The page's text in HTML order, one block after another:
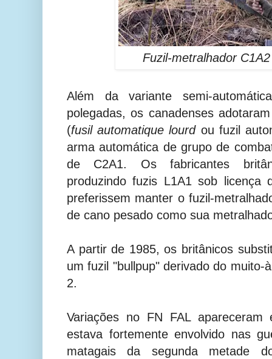
Fuzil-metralhador
Além da variante semi-
polegadas, os canadenses
(fusil automatique lourdou fuzil
arma automática de grupo de
de C2A1. Os fabricantes
produzindo fuzis L1A1 sob licença
preferissem manter o fuzil-
de cano pesado como sua
A partir de 1985, os britânicos
um fuzil "bullpup" derivado do muito-
2.
Variações no FN FAL
estava fortemente envolvido nas
matagais da segunda metade